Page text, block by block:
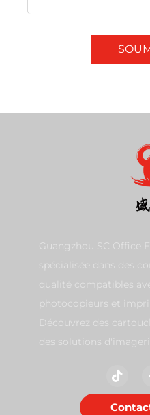
Guangzhou SC Office
spécialisée dans des
qualité compatibles
photocopieurs et
Découvrez des
des solutions